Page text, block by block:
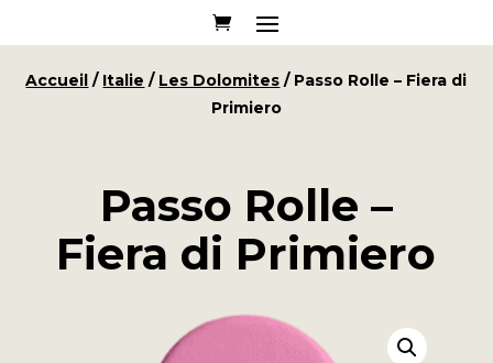
Accueil / Italie / Les Dolomites / Passo Rolle – Fiera di
Primiero
Passo Rolle –
Fiera di Primiero